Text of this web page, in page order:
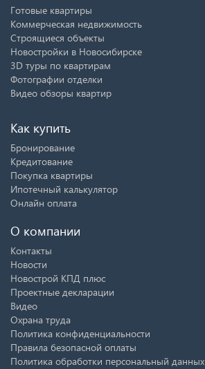
Готовые квартиры
Коммерческая недвижимость
Строящиеся объекты
Новостройки в Новосибирске
3D туры по квартирам
Фотографии отделки
Видео обзоры квартир
Как купить
Бронирование
Кредитование
Покупка квартиры
Ипотечный калькулятор
Онлайн оплата
О компании
Контакты
Новости
Новострой КПД плюс
Проектные декларации
Видео
Охрана труда
Политика конфиденциальности
Правила безопасной оплаты
Политика обработки персональный данных